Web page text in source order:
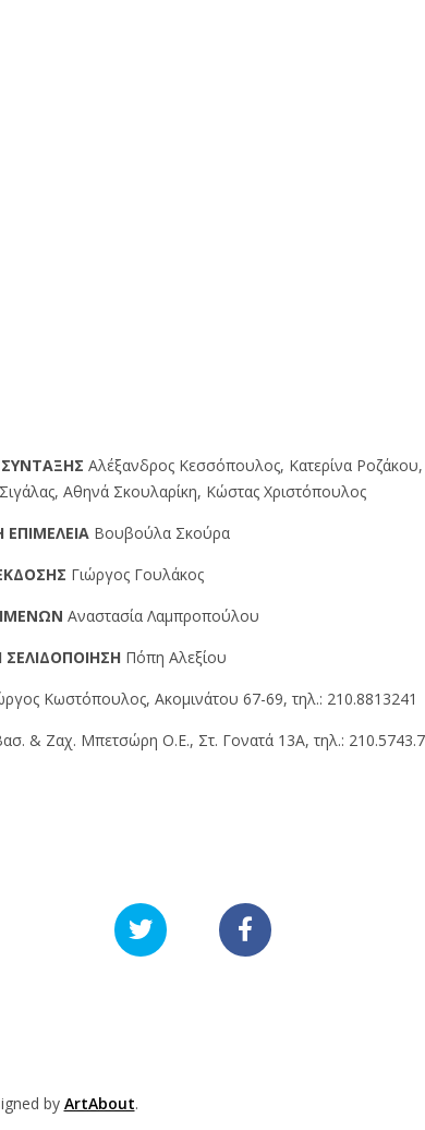
Αλέξανδρος Κεσσόπουλος, Κατερίνα Ροζάκου,
Αθηνά Σκουλαρίκη, Κώστας Χριστόπουλος
EΠIMEΛEIA Βουβούλα Σκούρα
Γιώργος Γουλάκος
Αναστασία Λαμπροπούλου
ΣEΛIΔOΠOIHΣH Πόπη Αλεξίου
Kωστόπουλος, Aκομινάτου 67-69, τηλ.: 210.8813241
& Ζαχ. Μπετσώρη O.Ε., Στ. Γονατά 13A, τηλ.:
by ArtAbout.